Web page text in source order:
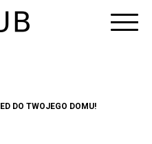
DO TWOJEGO DOMU!